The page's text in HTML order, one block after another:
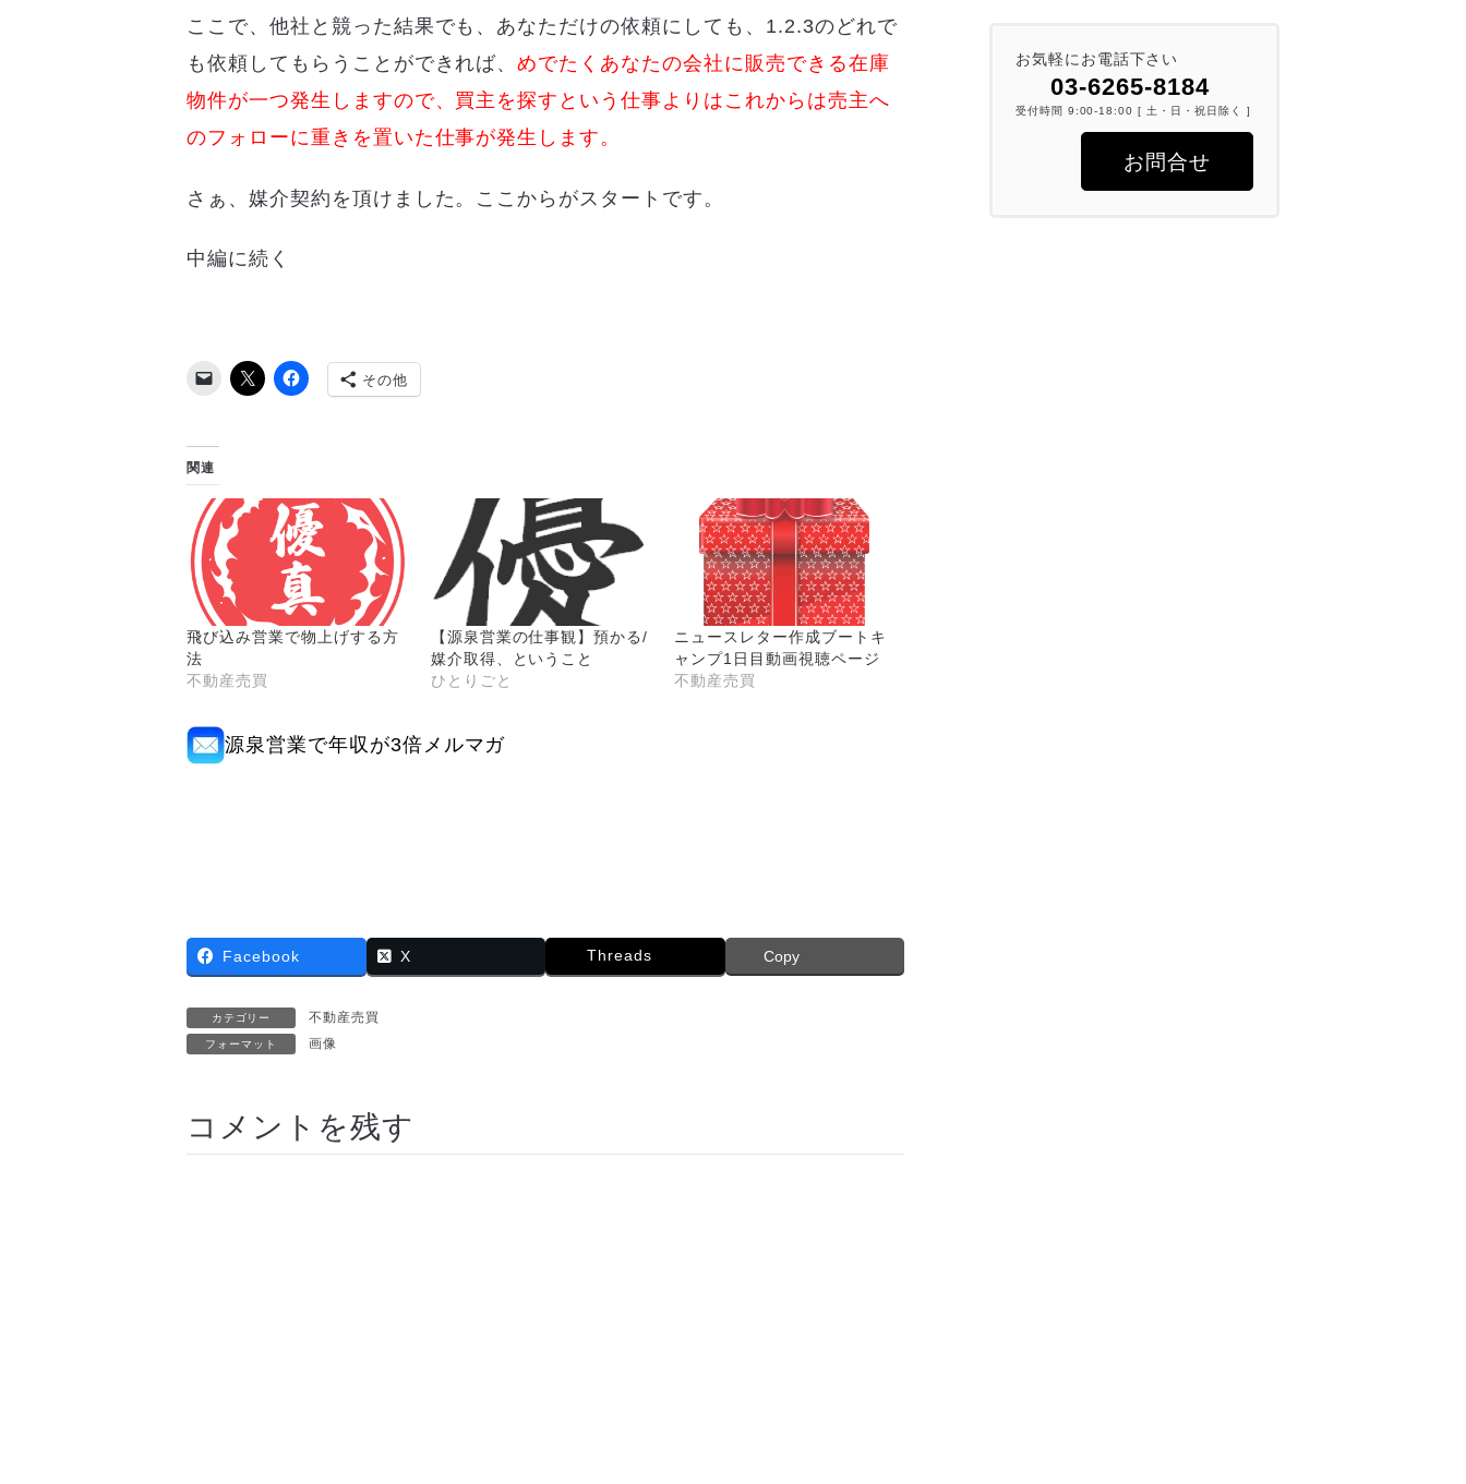
ここで、他社と競った結果でも、あなただけの依頼にしても、1.2.3のどれで
も依頼してもらうことができれば、めでたくあなたの会社に販売できる在庫
物件が一つ発生しますので、買主を探すという仕事よりはこれからは売主へ
のフォローに重きを置いた仕事が発生します。
さぁ、媒介契約を頂けました。ここからがスタートです。
中編に続く
その他
関連
飛び込み営業で物上げする方
法
不動産売買
【源泉営業の仕事観】預かる/
媒介取得、ということ
ひとりごと
ニュースレター作成ブートキ
ャンプ1日目動画視聴ページ
不動産売買
源泉営業で年収が3倍メルマガ
Facebook X Threads Copy
カテゴリー 不動産売買
フォーマット 画像
コメントを残す
お気軽にお電話下さい
03-6265-8184
受付時間 9:00-18:00 [ 土・日・祝日除く ]
お問合せ